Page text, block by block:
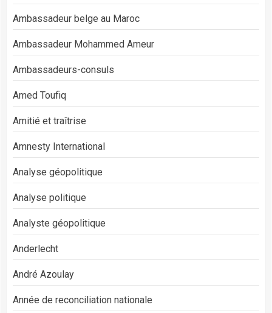
Ambassadeur belge au Maroc
Ambassadeur Mohammed Ameur
Ambassadeurs-consuls
Amed Toufiq
Amitié et traîtrise
Amnesty International
Analyse géopolitique
Analyse politique
Analyste géopolitique
Anderlecht
André Azoulay
Année de reconciliation nationale